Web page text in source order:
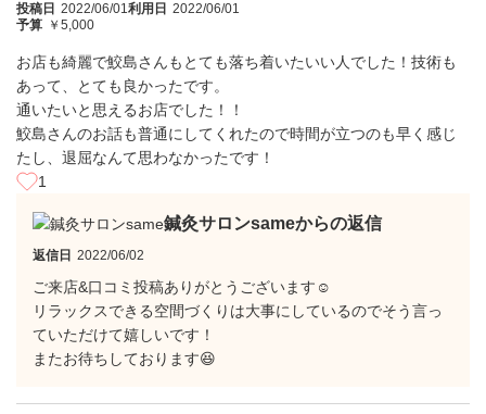
投稿日 2022/06/01利用日 2022/06/01
予算 ￥5,000
お店も綺麗で鮫島さんもとても落ち着いたいい人でした！技術も
あって、とても良かったです。
通いたいと思えるお店でした！！
鮫島さんのお話も普通にしてくれたので時間が立つのも早く感じ
たし、退屈なんて思わなかったです！
1
鍼灸サロンsameからの返信
返信日 2022/06/02
ご来店&口コミ投稿ありがとうございます☺️
リラックスできる空間づくりは大事にしているのでそう言っ
ていただけて嬉しいです！
またお待ちしております😆